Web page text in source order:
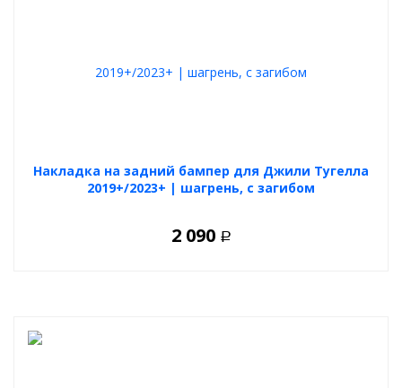
Накладка на задний бампер для Джили Тугелла
2019+/2023+ | шагрень, с загибом
2 090 Р